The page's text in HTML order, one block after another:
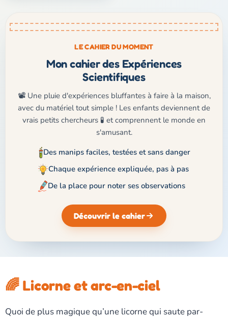
LE CAHIER DU MOMENT
Mon cahier des Expériences
Scientifiques
📽️ Une pluie d'expériences bluffantes à faire à la maison,
avec du matériel tout simple ! Les enfants deviennent de
vrais petits chercheurs 🧪 et comprennent le monde en
s'amusant.
Des manips faciles, testées et sans danger
Chaque expérience expliquée, pas à pas
De la place pour noter ses observations
Découvrir le cahier
🌈 Licorne et arc-en-ciel
Quoi de plus magique qu’une licorne qui saute par-